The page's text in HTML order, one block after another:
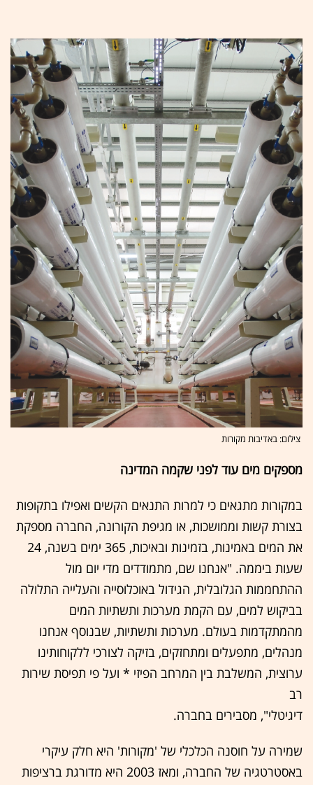
צילום: באדיבות מקורות
מספקים מים עוד לפני שקמה המדינה
במקורות מתגאים כי למרות התנאים הקשים ואפילו בתקופות
בצורת קשות וממושכות, או מגיפת הקורונה, החברה מספקת
את המים באמינות, בזמינות ובאיכות, 365 ימים בשנה, 24
שעות ביממה. "אנחנו שם, מתמודדים מדי יום מול
ההתחממות הגלובלית, הגידול באוכלוסייה והעלייה התלולה
בביקוש למים, עם הקמת מערכות ותשתיות המים
מהמתקדמות בעולם. מערכות ותשתיות, שבנוסף אנחנו
מנהלים, מתפעלים ומתחזקים, בזיקה לצורכי ללקוחותינו
ערוצית, המשלבת בין המרחב הפיזי * ועל פי תפיסת שירות
רב
דיגיטלי", מסבירים בחברה.
שמירה על חוסנה הכלכלי של 'מקורות' היא חלק עיקרי
באסטרטגיה של החברה, ומאז 2003 היא מדורגת ברציפות